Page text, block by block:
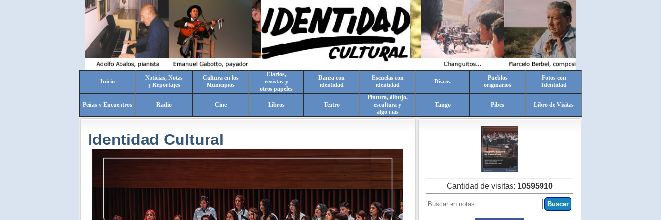
Inicio
Noticias, Notas
y Reportajes
Cultura en los
Municipios
Diarios,
revistas y
otros papeles
Danza con
identidad
Escuelas con
identidad
Discos
Pueblos
originarios
Fotos con
Identidad
Peñas y Encuentros Radio Cine Libros Teatro
Pintura, dibujo,
escultura y
algo más
Tango Pibes Libro de Visitas
Identidad Cultural
Cantidad de visitas: 10595910